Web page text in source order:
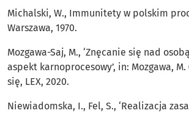
Michalski, W., Immunitety w polskim
Warszawa, 1970.
Mozgawa-Saj, M., ‘Znęcanie się nad
aspekt karnoprocesowy’, in: Mozgawa,
się, LEX, 2020.
Niewiadomska, I., Fel, S., ‘Realizacja